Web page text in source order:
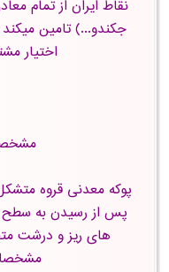
نقاط ایران از تمام
جکندو...) تامین
اختیار
پوکه معدنی قروه
پس از رسیدن به سطح
های ریز و درشت